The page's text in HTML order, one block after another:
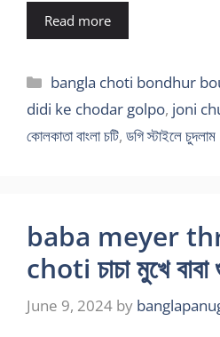
Read more
Categories
bangla choti bondhur
didi ke chodar golpo, joni
কোলকাতা বাংলা চটি, ডগি স্টাইলে চুদলাম
baba meyer
choti চাচা মুখে
June 9, 2024 by